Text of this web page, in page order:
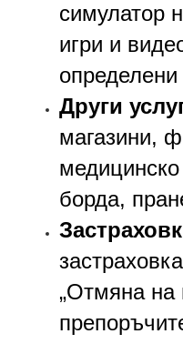
симулатор
игри и
Други
магазини,
борда,
„Отмяна на